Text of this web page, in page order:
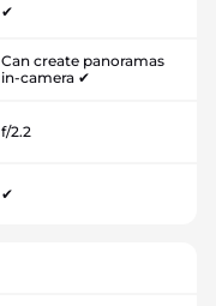
✔
Can create panoramas
in-camera ✔
f/2.2
✔